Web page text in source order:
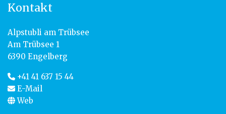
Kontakt
Alpstubli am Trübsee
Am Trübsee 1
6390 Engelberg
+41 41 637 15 44
E-Mail
Web